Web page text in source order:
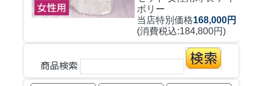
ボリー
当店特別価格168,000円
(消費税込:184,800円)
商品検索